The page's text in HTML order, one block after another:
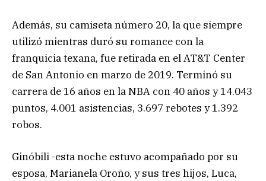
Además, su camiseta número 20, la que siempre
utilizó mientras duró su romance con la
franquicia texana, fue retirada en el AT&T Center
de San Antonio en marzo de 2019. Terminó su
carrera de 16 años en la NBA con 40 años y 14.043
puntos, 4.001 asistencias, 3.697 rebotes y 1.392
robos.
Ginóbili -esta noche estuvo acompañado por su
esposa, Marianela Oroño, y sus tres hijos, Luca,